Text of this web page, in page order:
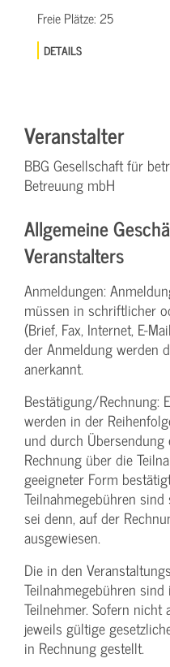
Freie Plätze:25
DETAILS
Veranstalter
BBG Gesellschaft für
Betreuung mbH
Allgemeine
Veranstalters
Anmeldungen:
müssen in schriftlicher
(Brief, Fax, Internet, E-
der Anmeldung werden
anerkannt.
Bestätigung­/Rechnung:
werden in der
und durch
Rechnung über die
geeigneter Form
Teilnahmegebühren
sei denn, auf der
ausgewiesen.
Die in den
Teilnahmegebühren sind
Teilnehmer. Sofern
jeweils gültige
in Rechnung gestellt.